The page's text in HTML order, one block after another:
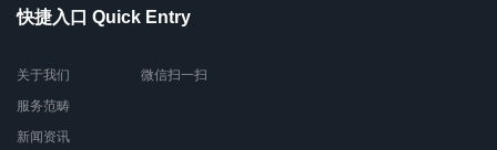
快捷入口 Quick Entry
关于我们
服务范畴
新闻资讯
微信扫一扫